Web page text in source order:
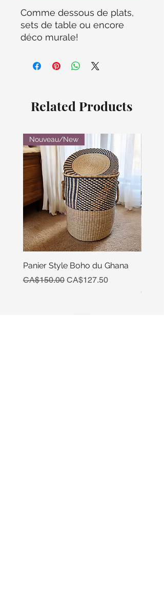
Comme dessous de plats,
sets de table ou encore
déco murale!
Related Products
Nouveau/New
Panier Style Boho du Ghana
Regular Price
CA$150.00 Sale Price
CA$127.50
Price